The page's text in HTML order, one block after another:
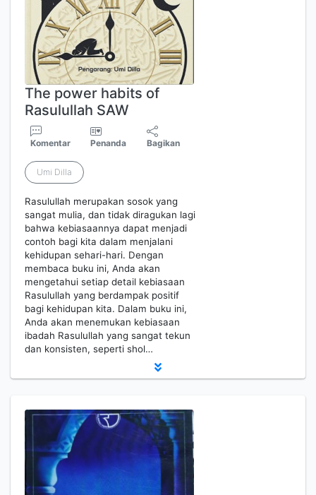
The power habits of
Rasulullah SAW
Komentar Penanda Bagikan
Umi Dilla
Rasulullah merupakan sosok yang
sangat mulia, dan tidak diragukan lagi
bahwa kebiasaannya dapat menjadi
contoh bagi kita dalam menjalani
kehidupan sehari-hari. Dengan
membaca buku ini, Anda akan
mengetahui setiap detail kebiasaan
Rasulullah yang berdampak positif
bagi kehidupan kita. Dalam buku ini,
Anda akan menemukan kebiasaan
ibadah Rasulullah yang sangat tekun
dan konsisten, seperti shol…